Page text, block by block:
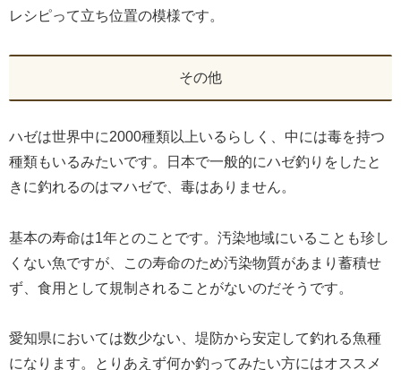
レシピって立ち位置の模様です。
その他
ハゼは世界中に2000種類以上いるらしく、中には毒を持つ
種類もいるみたいです。日本で一般的にハゼ釣りをしたと
きに釣れるのはマハゼで、毒はありません。
基本の寿命は1年とのことです。汚染地域にいることも珍し
くない魚ですが、この寿命のため汚染物質があまり蓄積せ
ず、食用として規制されることがないのだそうです。
愛知県においては数少ない、堤防から安定して釣れる魚種
になります。とりあえず何か釣ってみたい方にはオススメ